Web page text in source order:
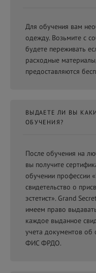
Для обучения вам
одежду. Возьмите с
будете переживать
расходные
предоставляются
ВЫДАЕТЕ ЛИ ВЫ
ОБУЧЕНИЯ?
После обучения на
вы получите
обучении профессии
свидетельство о
эстетист». Grand
имеем право
каждое выданное
учета документов
ФИС ФРДО.